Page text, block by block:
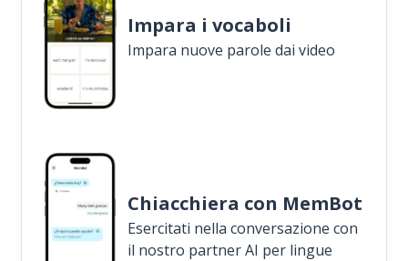
Impara i vocaboli
Impara nuove parole dai video
Chiacchiera con MemBot
Esercitati nella conversazione con
il nostro partner AI per lingue